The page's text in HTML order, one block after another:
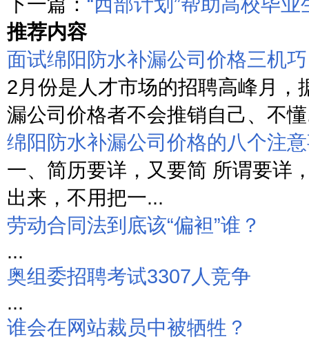
推荐内容
面试绵阳防水补漏公司价格三机巧
2月份是人才市场的招聘高峰月
漏公司价格者不会推销自己、不
绵阳防水补漏公司价格的八个注
一、简历要详，又要简 所谓要详
出来，不用把一...
劳动合同法到底该“偏袒”谁？
...
奥组委招聘考试3307人竞争
...
谁会在网站裁员中被牺牲？